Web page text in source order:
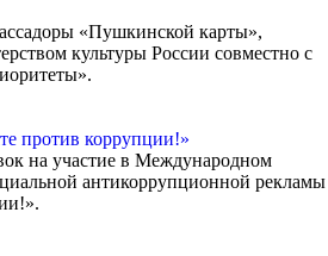
«Пушкинской карты»,
культуры России совместно с
против коррупции!»
на участие в Международном
антикоррупционной рекламы